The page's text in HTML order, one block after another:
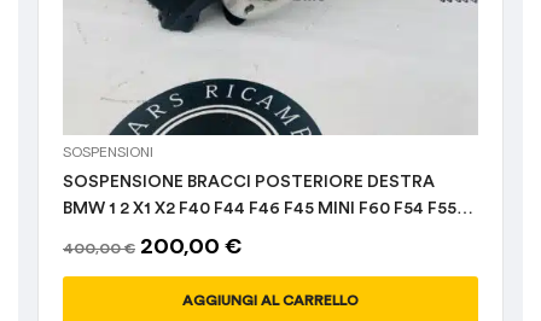
SOSPENSIONI
SOSPENSIONE BRACCI POSTERIORE DESTRA
BMW 1 2 X1 X2 F40 F44 F46 F45 MINI F60 F54 F55
400,00€ 200,00 €
AGGIUNGI AL CARRELLO